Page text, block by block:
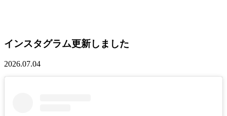
インスタグラム更新しました
2026.07.04